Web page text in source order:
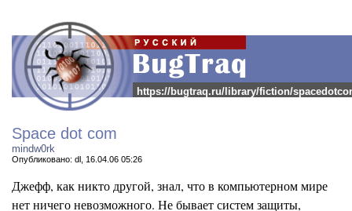
https://bugtraq.ru/library/fiction/
Space dot com
mindw0rk
Опубликовано: dl, 16.04.06 05:26
Джефф, как никто другой, знал, что в компьютерном мире
нет ничего невозможного. Не бывает систем защиты,